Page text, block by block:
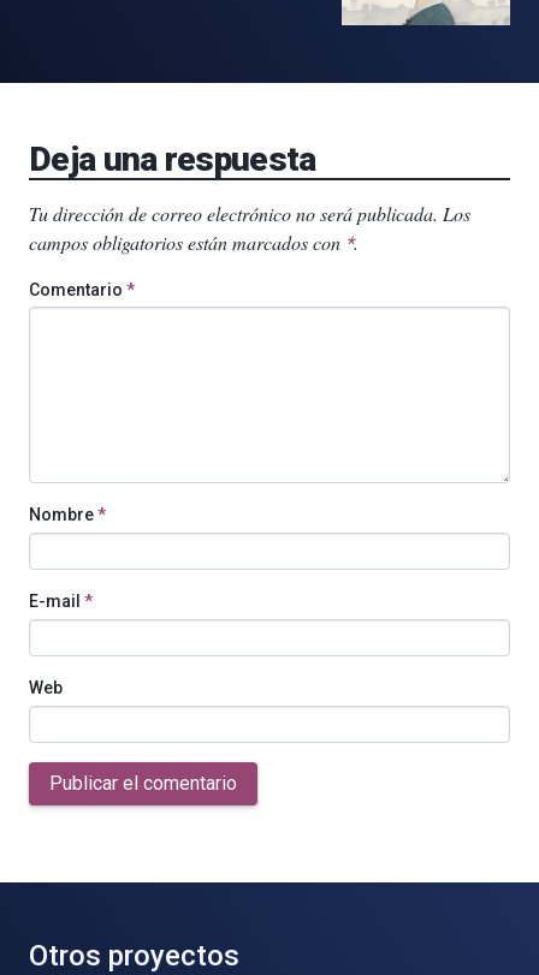
Deja una respuesta
Tu dirección de correo electrónico no será publicada. Los
campos obligatorios están marcados con *.
Comentario *
Nombre*
E-mail *
Web
Publicar el comentario
Otros proyectos